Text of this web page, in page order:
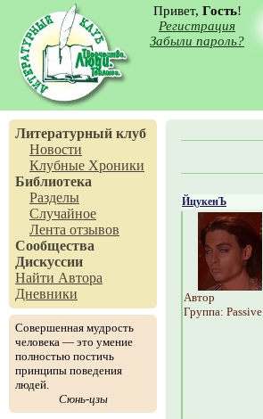
Привет, Гость!
Регистрация
Забыли пароль?
Литературный клуб
Новости
Клубные Хроники
Библиотека
Разделы
Случайное
Лента отзывов
Сообщества
Дискуссии
Найти Автора
Дневники
Совершенная мудрость
человека — это умение
полностью постичь
принципы поведения
людей.
Сюнь-цзы
ЙцукенЪ
Автор
Группа: Passive